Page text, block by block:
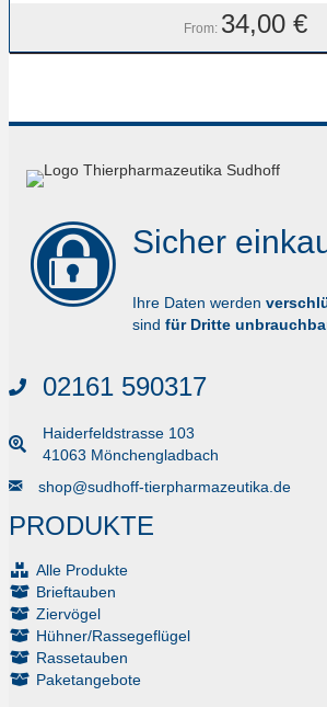
From: 34,00 €
Sicher
Ihre Daten werden
sind für Dritte
02161 590317
Haiderfeldstrasse 103
41063 Mönchengladbach
Senden Sie uns eine E-Mail
shop@sudhoff-tierpharmazeutika.de
PRODUKTE
Alle Produkte
Brieftauben
Ziervögel
Hühner/Rassegeflügel
Rassetauben
Paketangebote